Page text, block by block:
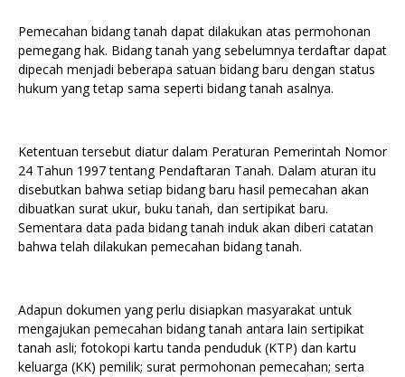
Pemecahan bidang tanah dapat dilakukan atas permohonan
pemegang hak. Bidang tanah yang sebelumnya terdaftar dapat
dipecah menjadi beberapa satuan bidang baru dengan status
hukum yang tetap sama seperti bidang tanah asalnya.
Ketentuan tersebut diatur dalam Peraturan Pemerintah Nomor
24 Tahun 1997 tentang Pendaftaran Tanah. Dalam aturan itu
disebutkan bahwa setiap bidang baru hasil pemecahan akan
dibuatkan surat ukur, buku tanah, dan sertipikat baru.
Sementara data pada bidang tanah induk akan diberi catatan
bahwa telah dilakukan pemecahan bidang tanah.
Adapun dokumen yang perlu disiapkan masyarakat untuk
mengajukan pemecahan bidang tanah antara lain sertipikat
tanah asli; fotokopi kartu tanda penduduk (KTP) dan kartu
keluarga (KK) pemilik; surat permohonan pemecahan; serta